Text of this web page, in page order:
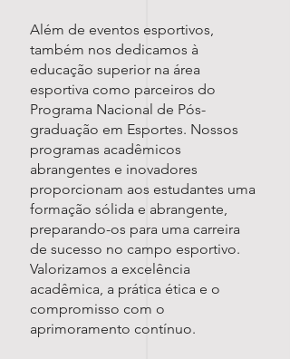
Além de eventos esportivos,
também nos dedicamos à
educação superior na área
esportiva como parceiros do
Programa Nacional de Pós-
graduação em Esportes. Nossos
programas acadêmicos
abrangentes e inovadores
proporcionam aos estudantes uma
formação sólida e abrangente,
preparando-os para uma carreira
de sucesso no campo esportivo.
Valorizamos a excelência
acadêmica, a prática ética e o
compromisso com o
aprimoramento contínuo.